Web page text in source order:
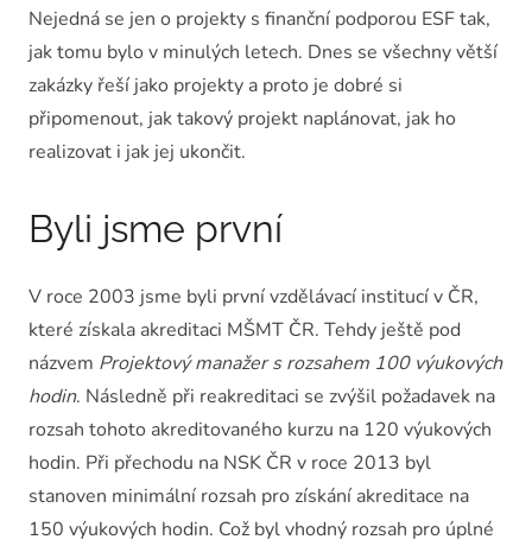
Nejedná se jen o projekty s finanční podporou ESF tak,
jak tomu bylo v minulých letech. Dnes se všechny větší
zakázky řeší jako projekty a proto je dobré si
připomenout, jak takový projekt naplánovat, jak ho
realizovat i jak jej ukončit.
Byli jsme první
V roce 2003 jsme byli první vzdělávací institucí v ČR,
které získala akreditaci MŠMT ČR. Tehdy ještě pod
názvem Projektový manažer s rozsahem 100 výukových
hodin. Následně při reakreditaci se zvýšil požadavek na
rozsah tohoto akreditovaného kurzu na 120 výukových
hodin. Při přechodu na NSK ČR v roce 2013 byl
stanoven minimální rozsah pro získání akreditace na
150 výukových hodin. Což byl vhodný rozsah pro úplné